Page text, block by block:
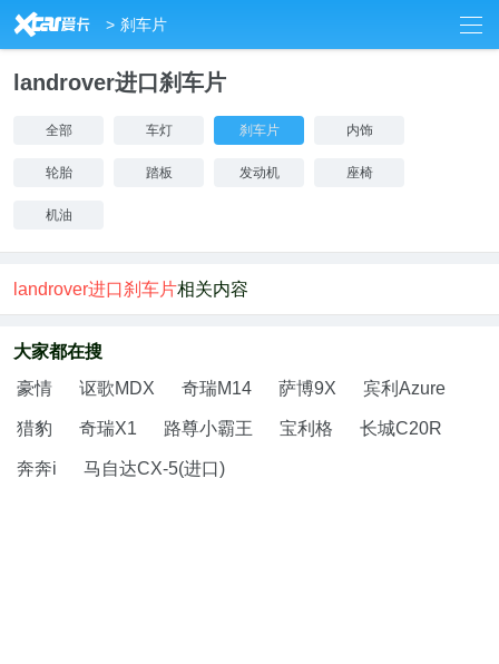
7 > 刹车片
landrover进口刹车片
全部 车灯 刹车片 内饰
轮胎 踏板 发动机 座椅
机油
landrover进口刹车片相关内容
大家都在搜
豪情
讴歌MDX 奇瑞M14 萨博9X 宾利Azure
猎豹 奇瑞X1 路尊小霸王 宝利格 长城C20R
奔奔i 马自达CX-5(进口)